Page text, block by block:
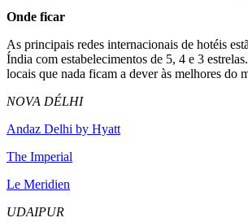
Onde ficar
As principais redes internacionais de hotéis
Índia com estabelecimentos de 5, 4 e 3
locais que nada ficam a dever às melhores do
NOVA DÉLHI
Andaz Delhi by Hyatt
The Imperial
Le Meridien
UDAIPUR